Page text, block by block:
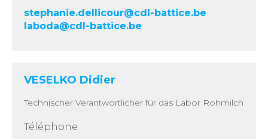
stephanie.dellicour@cdl-battice.be
laboda@cdl-battice.be
VESELKO Didier
Technischer Verantwortlicher für das Labor Rohmilch
Téléphone